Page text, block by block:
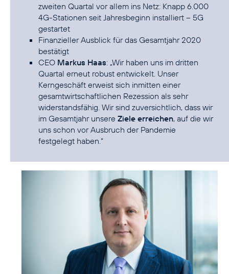
zweiten Quartal vor allem ins Netz: Knapp 6.000
4G-Stationen seit Jahresbeginn installiert – 5G
gestartet
Finanzieller Ausblick für das Gesamtjahr 2020
bestätigt
CEO Markus Haas: „Wir haben uns im dritten
Quartal erneut robust entwickelt. Unser
Kerngeschäft erweist sich inmitten einer
gesamtwirtschaftlichen Rezession als sehr
widerstandsfähig. Wir sind zuversichtlich, dass wir
im Gesamtjahr unsere Ziele erreichen, auf die wir
uns schon vor Ausbruch der Pandemie
festgelegt haben.“